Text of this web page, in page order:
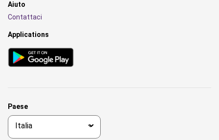
Aiuto
Contattaci
Applications
Paese